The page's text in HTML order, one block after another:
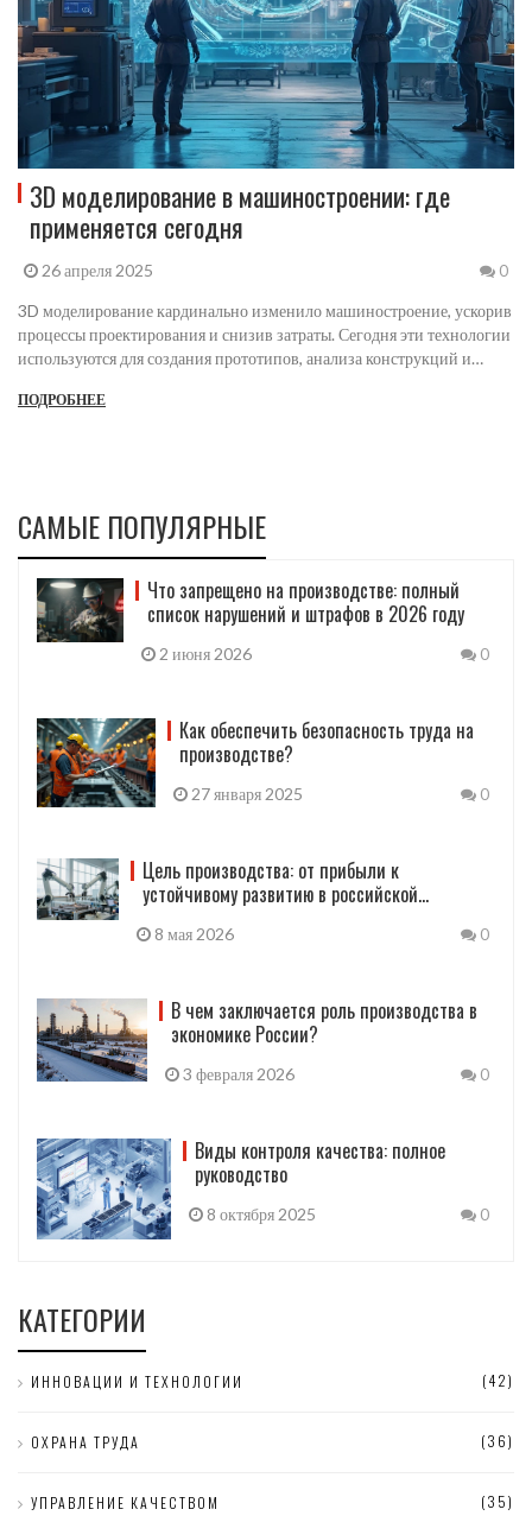
3D моделирование в машиностроении: где
применяется сегодня
26 апреля 2025 0
3D моделирование кардинально изменило машиностроение, ускорив
процессы проектирования и снизив затраты. Сегодня эти технологии
используются для создания прототипов, анализа конструкций и
именно сейчас применяется 3D моделирование, с какими задачами
ПОДРОБНЕЕ
САМЫЕ ПОПУЛЯРНЫЕ
Что запрещено на производстве: полный
список нарушений и штрафов в 2026 году
2 июня 2026 0
Как обеспечить безопасность труда на
производстве?
27 января 2025 0
Цель производства: от прибыли к
устойчивому развитию в российской
8 мая 2026 0
В чем заключается роль производства в
экономике России?
3 февраля 2026 0
Виды контроля качества: полное
руководство
8 октября 2025 0
КАТЕГОРИИ
ИННОВАЦИИ И ТЕХНОЛОГИИ (42)
ОХРАНА ТРУДА (36)
УПРАВЛЕНИЕ КАЧЕСТВОМ (35)